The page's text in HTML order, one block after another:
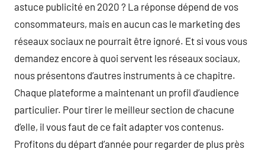
astuce publicité en 2020 ? La réponse dépend de vos
consommateurs, mais en aucun cas le marketing des
réseaux sociaux ne pourrait être ignoré. Et si vous vous
demandez encore à quoi servent les réseaux sociaux,
nous présentons d’autres instruments à ce chapitre.
Chaque plateforme a maintenant un profil d’audience
particulier. Pour tirer le meilleur section de chacune
d’elle, il vous faut de ce fait adapter vos contenus.
Profitons du départ d’année pour regarder de plus près